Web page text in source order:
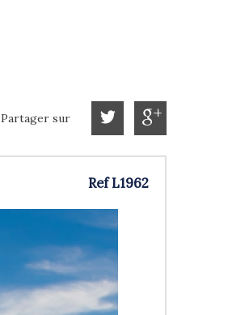
Partager sur
Ref L1962